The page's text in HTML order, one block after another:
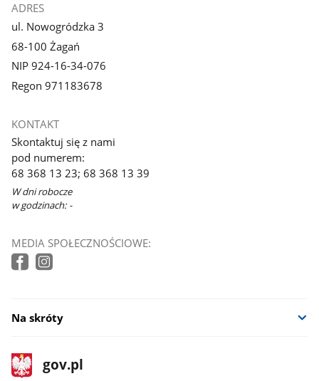
ADRES
ul. Nowogródzka 3
68-100 Żagań
NIP 924-16-34-076
Regon 971183678
KONTAKT
Skontaktuj się z nami
pod numerem:
68 368 13 23; 68 368 13 39
W dni robocze
w godzinach: -
MEDIA SPOŁECZNOŚCIOWE:
Na skróty
stopka
gov.pl
Strona
gov.pl